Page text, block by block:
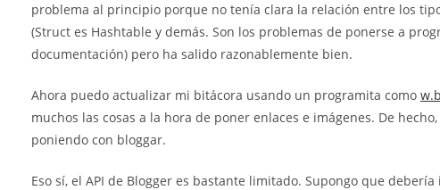
problema al principio porque no tenía clara la relación entre los
(Struct es Hashtable y demás. Son los problemas de ponerse a
documentación) pero ha salido razonablemente bien.
Ahora puedo actualizar mi bitácora usando un programita como
muchos las cosas a la hora de poner enlaces e imágenes. De
poniendo con bloggar.
Eso sí, el API de Blogger es bastante limitado. Supongo que